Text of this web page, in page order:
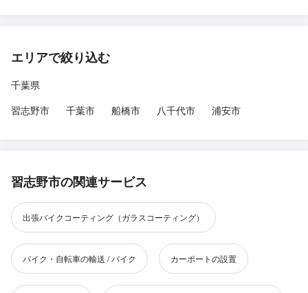
エリアで絞り込む
千葉県
習志野市
千葉市 船橋市 八千代市 浦安市
習志野市の関連サービス
出張バイクコーティング（ガラスコーティング）
バイク・自転車の輸送 / バイク カーポートの設置